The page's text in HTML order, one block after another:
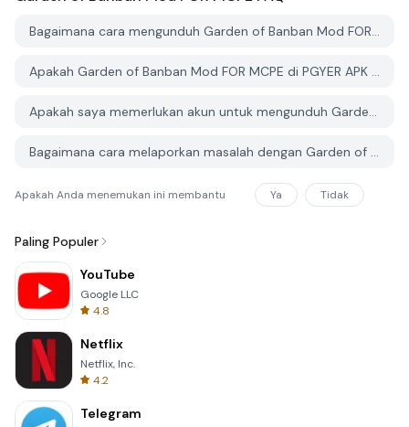
Bagaimana cara mengunduh Garden of Banban Mod FOR MCPE dari PGYER APK HUB?
Apakah Garden of Banban Mod FOR MCPE di PGYER APK HUB gratis untuk diunduh?
Apakah saya memerlukan akun untuk mengunduh Garden of Banban Mod FOR MCPE dari PGYER APK HUB?
Bagaimana cara melaporkan masalah dengan Garden of Banban Mod FOR MCPE di PGYER APK HUB?
Apakah Anda menemukan ini membantu Ya Tidak
Paling Populer
YouTube
Google LLC
4.8
Netflix
Netflix, Inc.
4.2
Telegram